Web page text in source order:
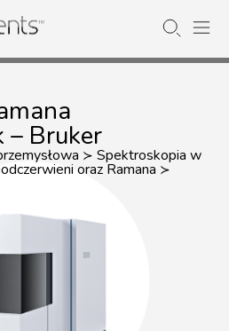
Bruker
≻ Spektroskopia w
oraz Ramana ≻